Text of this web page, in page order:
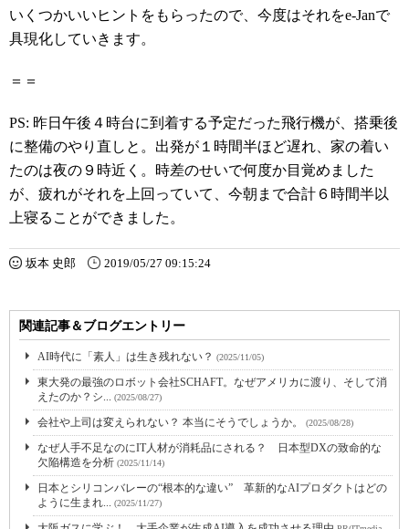
いくつかいいヒントをもらったので、今度はそれをe-Janで
具現化していきます。
＝＝
PS: 昨日午後４時台に到着する予定だった飛行機が、搭乗後
に整備のやり直しと。出発が１時間半ほど遅れ、家の着い
たのは夜の９時近く。時差のせいで何度か目覚めました
が、疲れがそれを上回っていて、今朝まで合計６時間半以
上寝ることができました。
坂本 史郎 2019/05/27 09:15:24
関連記事＆ブログエントリー
AI時代に「素人」は生き残れない？ (2025/11/05)
東大発の最強のロボット会社SCHAFT。なぜアメリカに渡り、そして消
えたのか？シ... (2025/08/27)
会社や上司は変えられない？ 本当にそうでしょうか。 (2025/08/28)
なぜ人手不足なのにIT人材が消耗品にされる？ 日本型DXの致命的な
欠陥構造を分析 (2025/11/14)
日本とシリコンバレーの“根本的な違い” 革新的なAIプロダクトはどの
ように生まれ... (2025/11/27)